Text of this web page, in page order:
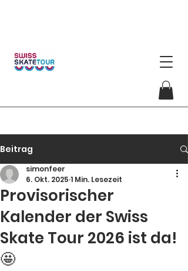
Beitrag
Provisorischer
Kalender der Swiss
Skate Tour 2026 ist da!
🤩
simonfeer
6. Okt. 2025 1 Min. Lesezeit